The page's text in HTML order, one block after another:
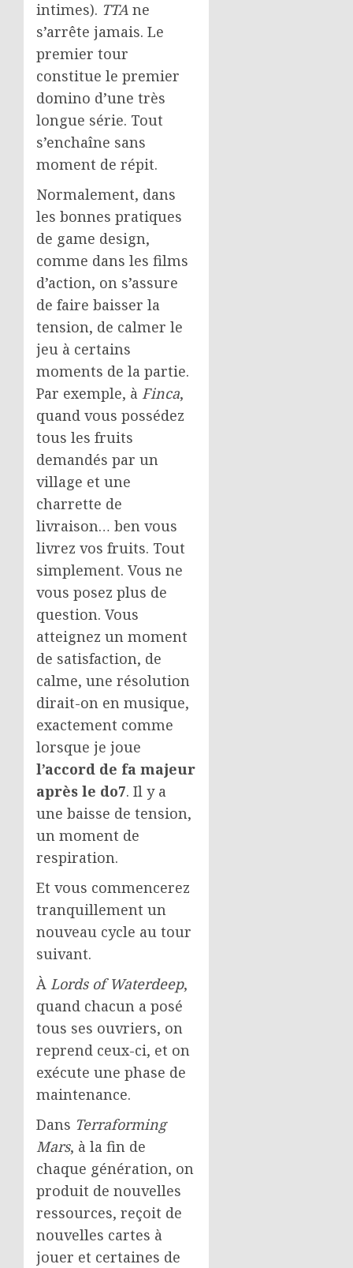
intimes). TTA ne
s’arrête jamais. Le
premier tour
constitue le premier
domino d’une très
longue série. Tout
s’enchaîne sans
moment de répit.
Normalement, dans
les bonnes pratiques
de game design,
comme dans les films
d’action, on s’assure
de faire baisser la
tension, de calmer le
jeu à certains
moments de la partie.
Par exemple, à Finca,
quand vous possédez
tous les fruits
demandés par un
village et une
charrette de
livraison… ben vous
livrez vos fruits. Tout
simplement. Vous ne
vous posez plus de
question. Vous
atteignez un moment
de satisfaction, de
calme, une résolution
dirait-on en musique,
exactement comme
lorsque je joue
l’accord de fa majeur
après le do7. Il y a
une baisse de tension,
un moment de
respiration.
Et vous commencerez
tranquillement un
nouveau cycle au tour
suivant.
À Lords of Waterdeep,
quand chacun a posé
tous ses ouvriers, on
reprend ceux-ci, et on
exécute une phase de
maintenance.
Dans Terraforming
Mars, à la fin de
chaque génération, on
produit de nouvelles
ressources, reçoit de
nouvelles cartes à
jouer et certaines de